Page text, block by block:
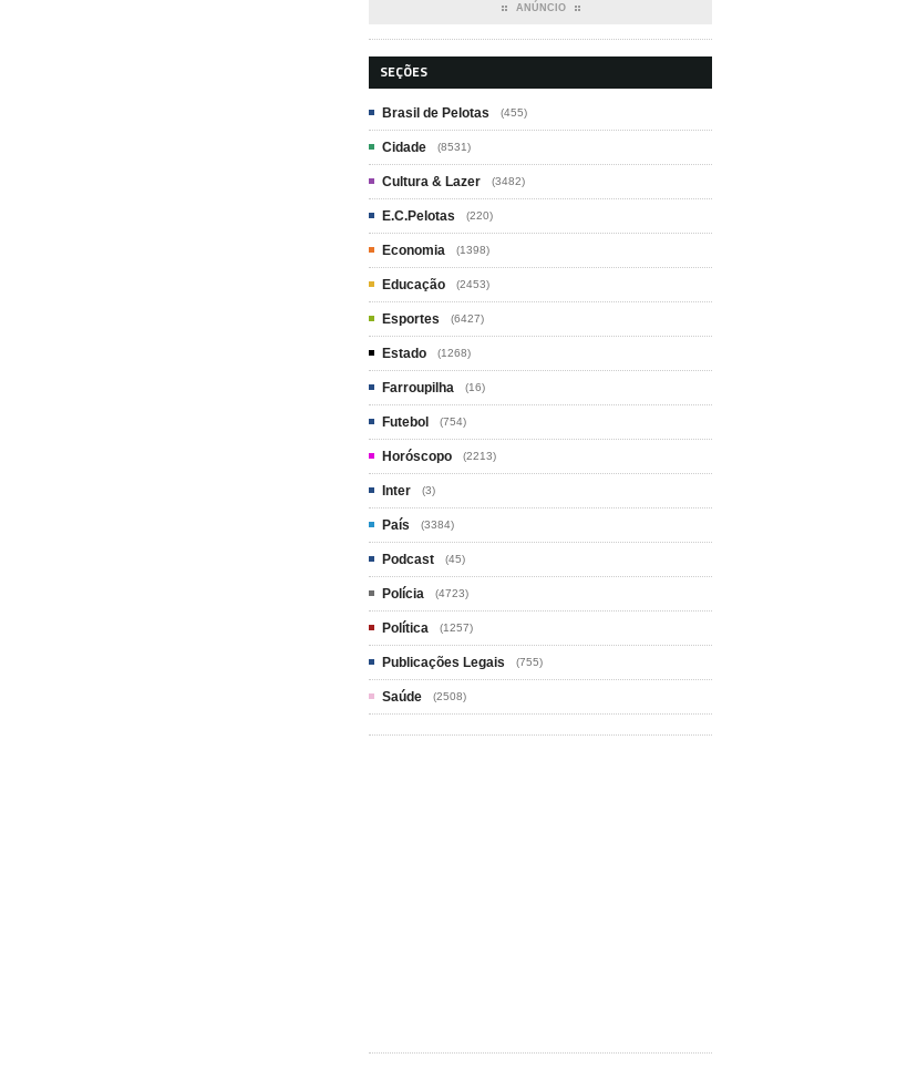
ANÚNCIO
SEÇÕES
Brasil de Pelotas (455)
Cidade (8531)
Cultura & Lazer (3482)
E.C.Pelotas (220)
Economia (1398)
Educação (2453)
Esportes (6427)
Estado (1268)
Farroupilha (16)
Futebol (754)
Horóscopo (2213)
Inter (3)
País (3384)
Podcast (45)
Polícia (4723)
Política (1257)
Publicações Legais (755)
Saúde (2508)